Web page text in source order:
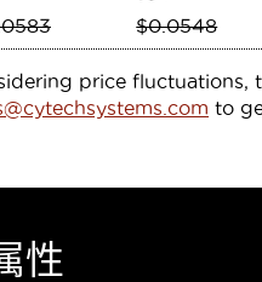
$0.0548
price fluctuations,
to
性